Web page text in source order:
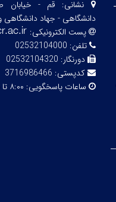
نشانی: قم - خیابان
دانشگاهی - جهاد دانشگاهی
پست الکترونیکی:
تلفن: 02532104000
دورنگار: 02532104320
کدپستی: 3716986466
ساعات پاسخگویی: ۸:۰۰ تا ۱۵:۰۰